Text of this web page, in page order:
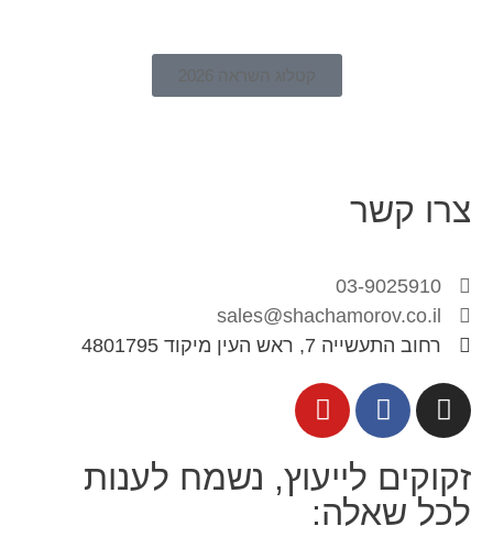
קטלוג השראה 2026
צרו קשר
03-9025910
sales@shachamorov.co.il
רחוב התעשייה 7, ראש העין מיקוד 4801795
זקוקים לייעוץ, נשמח לענות
לכל שאלה: